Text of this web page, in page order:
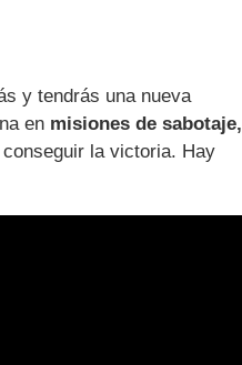
y tendrás una nueva
en misiones de sabotaje,
la victoria. Hay